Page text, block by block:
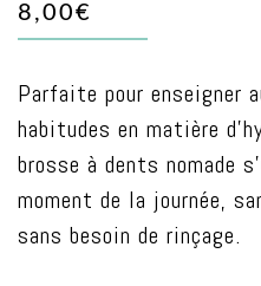
8,00€
Parfaite pour enseigner
habitudes en matière
brosse à dents nomade
moment de la journée,
sans besoin de rinçage.